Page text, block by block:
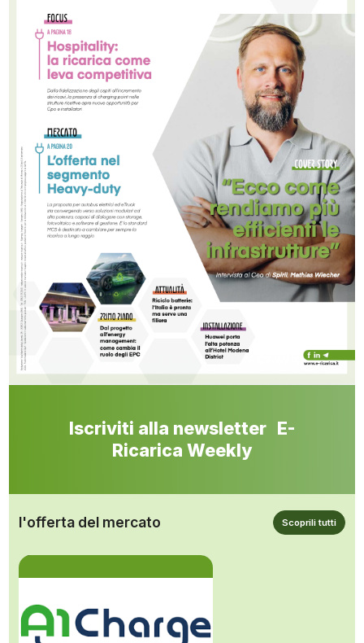
Iscriviti alla newsletter E-
Ricarica Weekly
l'offerta del mercato Scoprili tutti